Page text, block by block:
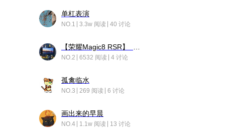
单杠表演
NO.1 3.3w 阅读 40 讨论
NO.2 6532 阅读 4 讨论
孤禽临水
NO.3 269 阅读 6 讨论
画出来的早晨
NO.4 1.1w 阅读 13 讨论